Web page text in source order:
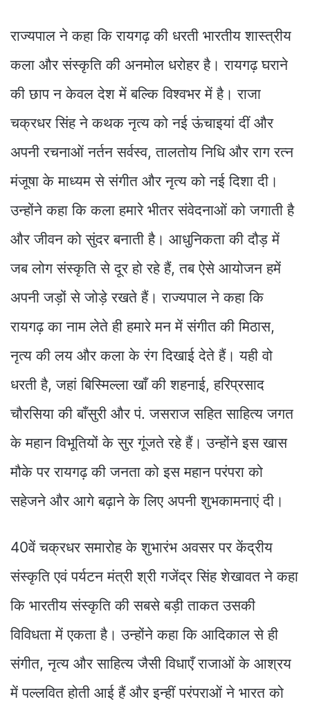
राज्यपाल ने कहा कि रायगढ़ की धरती भारतीय शास्त्रीय
कला और संस्कृति की अनमोल धरोहर है। रायगढ़ घराने
की छाप न केवल देश में बल्कि विश्वभर में है। राजा
चक्रधर सिंह ने कथक नृत्य को नई ऊंचाइयां दीं और
अपनी रचनाओं नर्तन सर्वस्व, तालतोय निधि और राग रत्न
मंजूषा के माध्यम से संगीत और नृत्य को नई दिशा दी।
उन्होंने कहा कि कला हमारे भीतर संवेदनाओं को जगाती है
और जीवन को सुंदर बनाती है। आधुनिकता की दौड़ में
जब लोग संस्कृति से दूर हो रहे हैं, तब ऐसे आयोजन हमें
अपनी जड़ों से जोड़े रखते हैं। राज्यपाल ने कहा कि
रायगढ़ का नाम लेते ही हमारे मन में संगीत की मिठास,
नृत्य की लय और कला के रंग दिखाई देते हैं। यही वो
धरती है, जहां बिस्मिल्ला खाँ की शहनाई, हरिप्रसाद
चौरसिया की बाँसुरी और पं. जसराज सहित साहित्य जगत
के महान विभूतियों के सुर गूंजते रहे हैं। उन्होंने इस खास
मौके पर रायगढ़ की जनता को इस महान परंपरा को
सहेजने और आगे बढ़ाने के लिए अपनी शुभकामनाएं दी।
40वें चक्रधर समारोह के शुभारंभ अवसर पर केंद्रीय
संस्कृति एवं पर्यटन मंत्री श्री गजेंद्र सिंह शेखावत ने कहा
कि भारतीय संस्कृति की सबसे बड़ी ताकत उसकी
विविधता में एकता है। उन्होंने कहा कि आदिकाल से ही
संगीत, नृत्य और साहित्य जैसी विधाएँ राजाओं के आश्रय
में पल्लवित होती आई हैं और इन्हीं परंपराओं ने भारत को